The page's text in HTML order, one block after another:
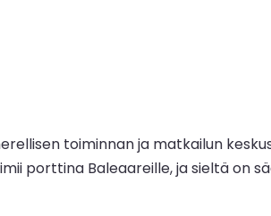
toiminnan ja matkailun
porttina Baleaareille, ja sieltä on